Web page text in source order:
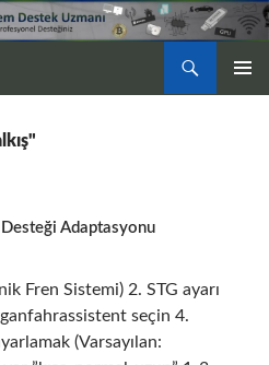
Adaptasyonu
Fren Sistemi) 2. STG ayarı
seçin 4.
(Varsayılan: